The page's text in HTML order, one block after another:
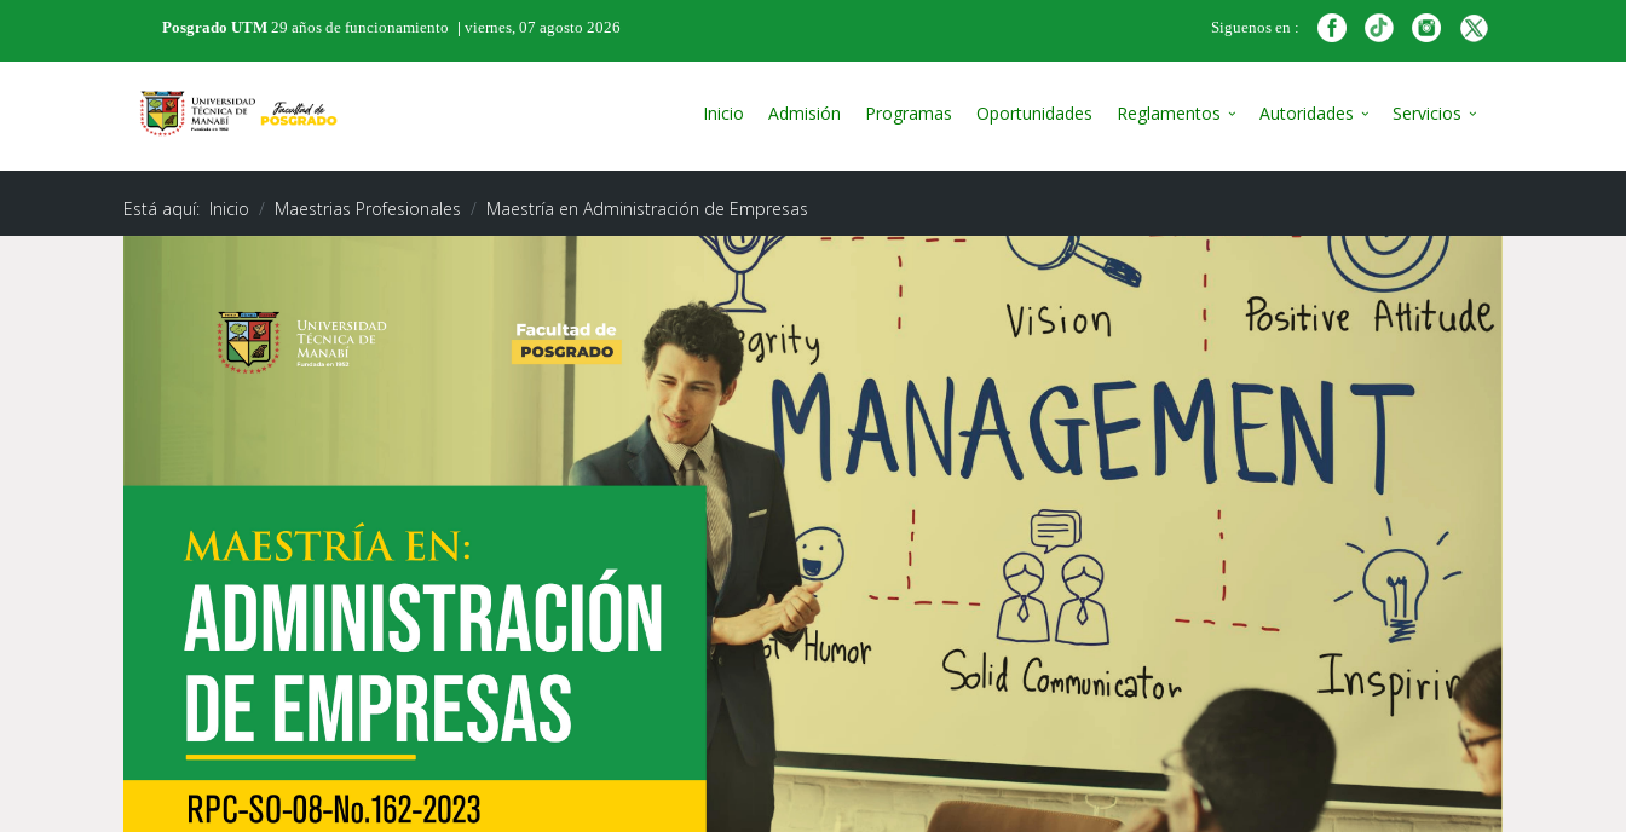
Posgrado UTM 29 años de funcionamiento | viernes, 07 agosto 2026 Siguenos en :
Inicio Admisión Programas Oportunidades Reglamentos Autoridades Servicios
Está aquí: Inicio Maestrias Profesionales Maestría en Administración de Empresas